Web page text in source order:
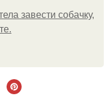
завести собачку,